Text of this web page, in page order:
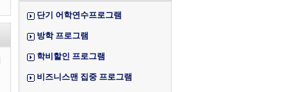
단기 어학연수프로그램
방학 프로그램
학비할인 프로그램
비즈니스맨 집중 프로그램